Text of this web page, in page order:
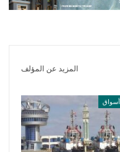
المزيد عن المؤلف
أسواق